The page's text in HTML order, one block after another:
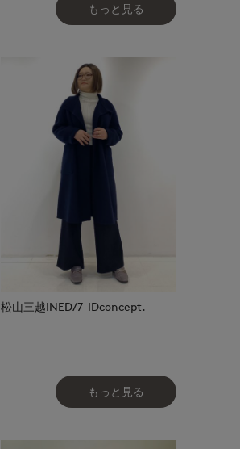
もっと見る
松山三越INED/7-IDconcept.
もっと見る